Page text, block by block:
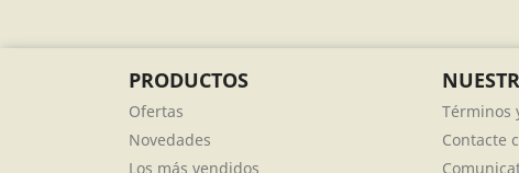
PRODUCTOS
Ofertas
Novedades
Los más vendidos
Términos
Contacte